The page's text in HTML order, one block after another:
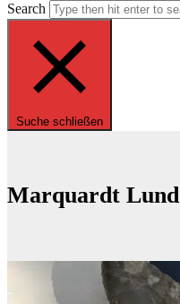
Search
Suche schließen
Marquardt Lund